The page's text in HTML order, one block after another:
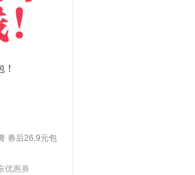
拼多多优惠券+拼多多返利
券后26.9元包
优惠券